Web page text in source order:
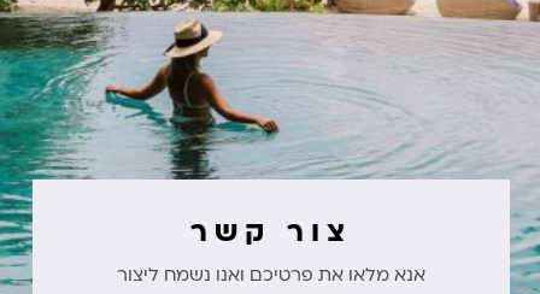
צור קשר
אנא מלאו את פרטיכם ואנו נשמח ליצור